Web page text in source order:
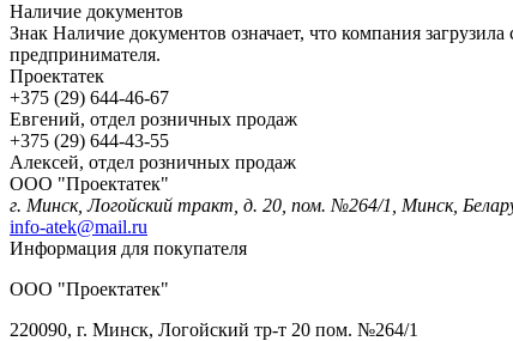
Наличие документов
Знак Наличие документов означает, что компания
предпринимателя.
Проектатек
+375 (29) 644-46-67
Евгений, отдел розничных продаж
+375 (29) 644-43-55
Алексей, отдел розничных продаж
ООО "Проектатек"
г. Минск, Логойский тракт, д. 20, пом. №264/1, Минск,
info-atek@mail.ru
Информация для покупателя
ООО "Проектатек"
220090, г. Минск, Логойский тр-т 20 пом. №264/1